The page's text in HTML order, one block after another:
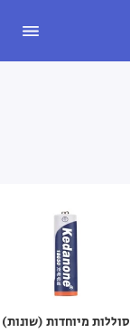
סוללות מיוחדות (שונות)